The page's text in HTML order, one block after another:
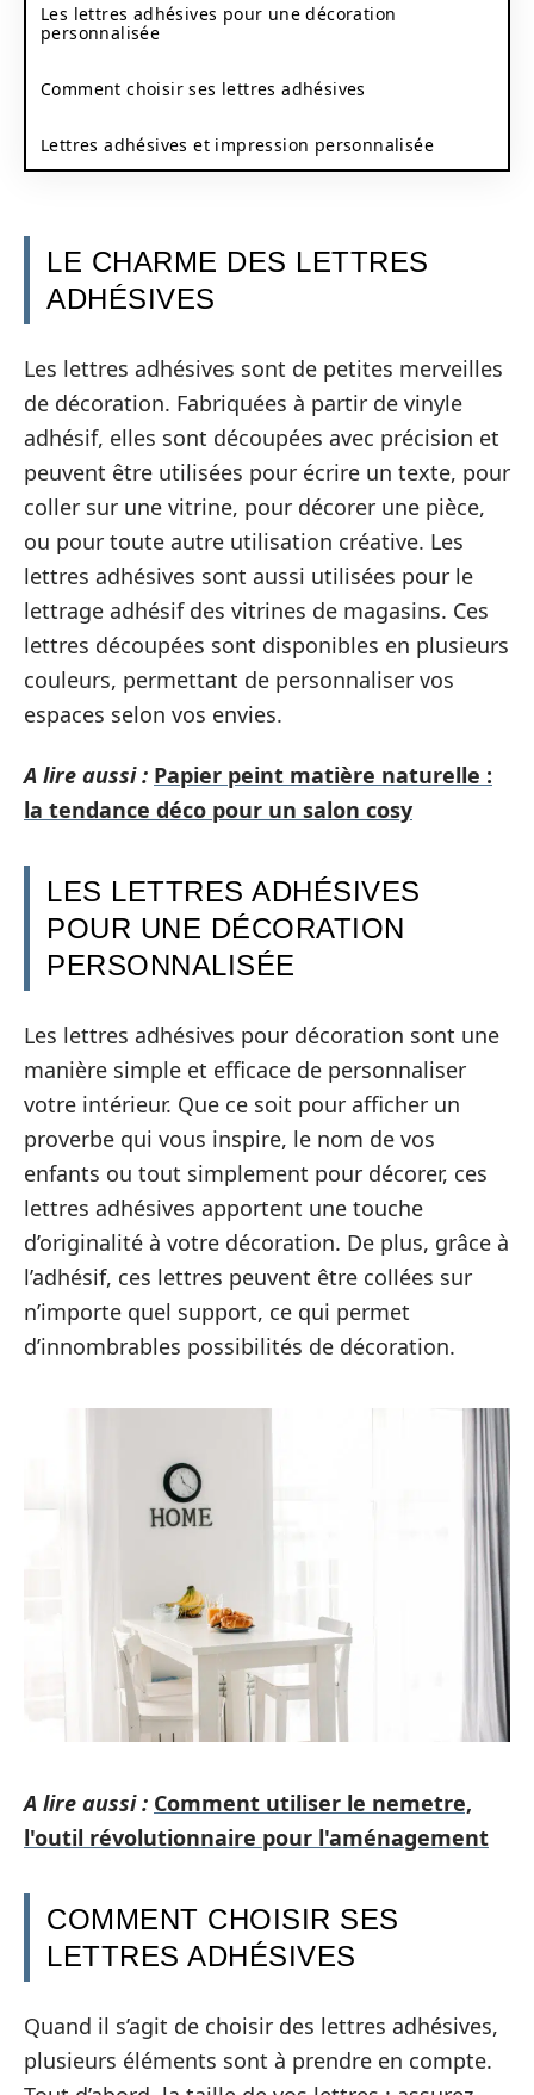
Les lettres adhésives pour une décoration
personnalisée
Comment choisir ses lettres adhésives
Lettres adhésives et impression personnalisée
LE CHARME DES LETTRES
ADHÉSIVES
Les lettres adhésives sont de petites merveilles
de décoration. Fabriquées à partir de vinyle
adhésif, elles sont découpées avec précision et
peuvent être utilisées pour écrire un texte, pour
coller sur une vitrine, pour décorer une pièce,
ou pour toute autre utilisation créative. Les
lettres adhésives sont aussi utilisées pour le
lettrage adhésif des vitrines de magasins. Ces
lettres découpées sont disponibles en plusieurs
couleurs, permettant de personnaliser vos
espaces selon vos envies.
A lire aussi : Papier peint matière naturelle :
la tendance déco pour un salon cosy
LES LETTRES ADHÉSIVES
POUR UNE DÉCORATION
PERSONNALISÉE
Les lettres adhésives pour décoration sont une
manière simple et efficace de personnaliser
votre intérieur. Que ce soit pour afficher un
proverbe qui vous inspire, le nom de vos
enfants ou tout simplement pour décorer, ces
lettres adhésives apportent une touche
d’originalité à votre décoration. De plus, grâce à
l’adhésif, ces lettres peuvent être collées sur
n’importe quel support, ce qui permet
d’innombrables possibilités de décoration.
A lire aussi : Comment utiliser le nemetre,
l'outil révolutionnaire pour l'aménagement
COMMENT CHOISIR SES
LETTRES ADHÉSIVES
Quand il s’agit de choisir des lettres adhésives,
plusieurs éléments sont à prendre en compte.